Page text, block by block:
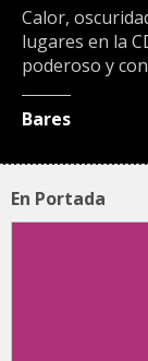
Calor,
lugares en la
poderoso y
Bares
En Portada